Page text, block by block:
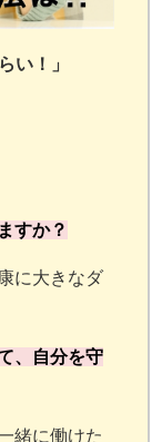
い！」
すか？
に大きなダ
、自分を守
緒に働けた